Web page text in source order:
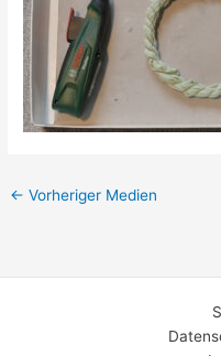
← Vorheriger Medien